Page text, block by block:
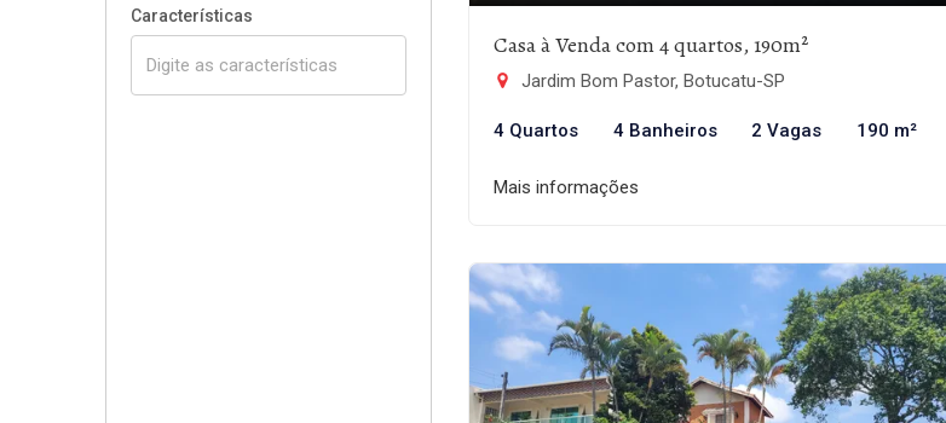
Características
Casa à Venda com 4 quartos, 190m²
Jardim Bom Pastor, Botucatu-SP
4 Quartos 4 Banheiros 2 Vagas 190 m²
Mais informações